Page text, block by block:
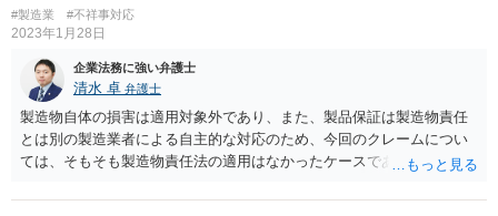
要求をしたことによって締結に至らなかった場合において，Ｙが，開
発等の続行に難色を示すＸに対し，Ａから具体的な発注を受けていな
り，具体的な発注内容を記載した発注書及び条件提示書を交付するな
どし，ゲーム機の売買契約が確実に締結されるとの過大な期待を抱か
せてゲーム機の開発，製造に至らせたなど判示の事情の下では，Ｙ
は，Ｘに対する契約準備段階における信義則上の注意義務に違反した
ものとして，これによりＸに生じた損害を賠償する責任を負う。」
#製造業 #不祥事対応
2023年1月28日
企業法務に強い弁護士
清水 卓 弁護士
製造物自体の損害は適用対象外であり、また、製品保証は製造物責任
とは別の製造業者による自主的な対応のため、今回のクレームについ
ては、そもそも製造物責任法の適用はなかったケースである可能性が
行為責任、契約不適合責任、債務不履行責任等の問題が生じる可能性